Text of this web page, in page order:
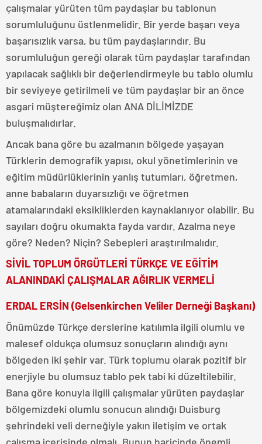
çalışmalar yürüten tüm paydaşlar bu tablonun
sorumluluğunu üstlenmelidir. Bir yerde başarı veya
başarısızlık varsa, bu tüm paydaşlarındır. Bu
sorumluluğun gereği olarak tüm paydaşlar tarafından
yapılacak sağlıklı bir değerlendirmeyle bu tablo olumlu
bir seviyeye getirilmeli ve tüm paydaşlar bir an önce
asgari müştereğimiz olan ANA DİLİMİZDE
buluşmalıdırlar.
Ancak bana göre bu azalmanın bölgede yaşayan
Türklerin demografik yapısı, okul yönetimlerinin ve
eğitim müdürlüklerinin yanlış tutumları, öğretmen,
anne babaların duyarsızlığı ve öğretmen
atamalarındaki eksikliklerden kaynaklanıyor olabilir. Bu
sayıları doğru okumakta fayda vardır. Azalma neye
göre? Neden? Niçin? Sebepleri araştırılmalıdır.
SİVİL TOPLUM ÖRGÜTLERİ TÜRKÇE VE EĞİTİM
ALANINDAKİ ÇALIŞMALAR AĞIRLIK VERMELİ
ERDAL ERSİN (Gelsenkirchen Veliler Derneği Başkanı)
Önümüzde Türkçe derslerine katılımla ilgili olumlu ve
malesef oldukça olumsuz sonuçların alındığı aynı
bölgeden iki şehir var. Türk toplumu olarak pozitif bir
enerjiyle bu olumsuz tablo pek tabi ki düzeltilebilir.
Bana göre konuyla ilgili çalışmalar yürüten paydaşlar
bölgemizdeki olumlu sonucun alındığı Duisburg
şehrindeki veli derneğiyle yakın iletişim ve ortak